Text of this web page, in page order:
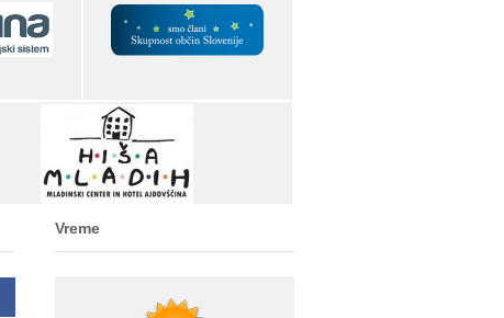
Vreme